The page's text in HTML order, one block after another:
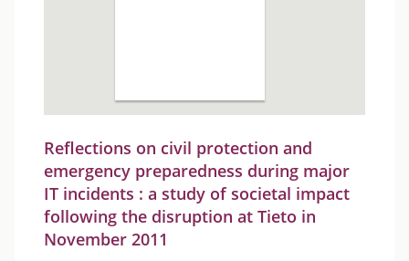
Reflections on civil protection and
emergency preparedness during major
IT incidents : a study of societal impact
following the disruption at Tieto in
November 2011